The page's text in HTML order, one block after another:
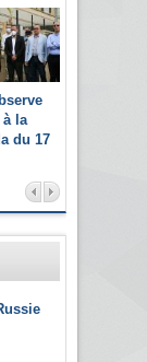
la
du 17